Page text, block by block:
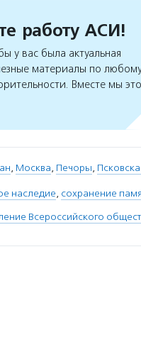
работу АСИ!
у вас была актуальная
материалы по
Вместе мы
, Москва, Печоры,
наследие, сохранение
Всероссийского